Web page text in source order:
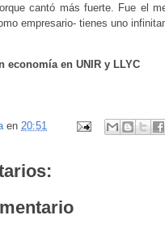
cantó más fuerte. Fue el
empresario- tienes uno
economía en UNIR y LLYC
en 20:51